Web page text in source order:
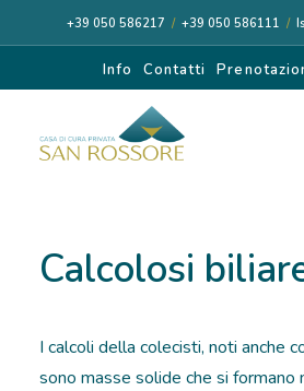
+39 050 586217 / +39 050 586111 /
Info Contatti
for:
CASA DI CURA
Calcolosi
I calcoli della colecisti, noti anche
sono masse solide che si formano